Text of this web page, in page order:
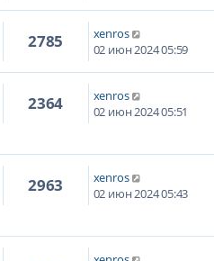
2785
xenros
02 июн 2024 05:59
2364
xenros
02 июн 2024 05:51
2963
xenros
02 июн 2024 05:43